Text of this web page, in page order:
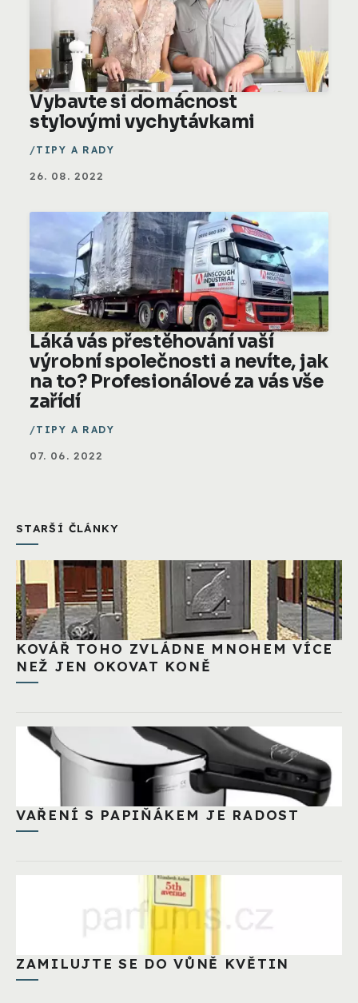
Vybavte si domácnost
stylovými vychytávkami
TIPY A RADY
26. 08. 2022
Láká vás přestěhování vaší
výrobní společnosti a nevíte, jak
na to? Profesionálové za vás vše
zařídí
TIPY A RADY
07. 06. 2022
STARŠÍ ČLÁNKY
KOVÁŘ TOHO ZVLÁDNE MNOHEM VÍCE
NEŽ JEN OKOVAT KONĚ
VAŘENÍ S PAPIŇÁKEM JE RADOST
ZAMILUJTE SE DO VŮNĚ KVĚTIN